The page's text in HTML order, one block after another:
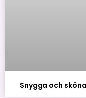
Snygga och